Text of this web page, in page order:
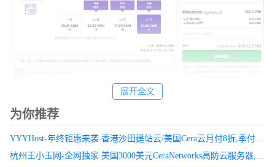
展开全文
为你推荐